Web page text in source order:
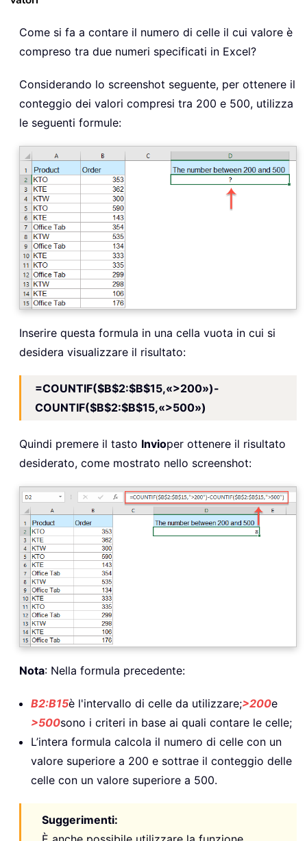
Come si fa a contare il numero di celle il cui valore è
compreso tra due numeri specificati in Excel?
Considerando lo screenshot seguente, per ottenere il
conteggio dei valori compresi tra 200 e 500, utilizza
le seguenti formule:
Inserire questa formula in una cella vuota in cui si
desidera visualizzare il risultato:
=COUNTIF($B$2:$B$15,«>200»)-
COUNTIF($B$2:$B$15,«>500»)
Quindi premere il tasto Invioper ottenere il risultato
desiderato, come mostrato nello screenshot:
Nota: Nella formula precedente:
B2:B15è l'intervallo di celle da utilizzare;>200e
>500sono i criteri in base ai quali contare le celle;
L’intera formula calcola il numero di celle con un
valore superiore a 200 e sottrae il conteggio delle
celle con un valore superiore a 500.
Suggerimenti: